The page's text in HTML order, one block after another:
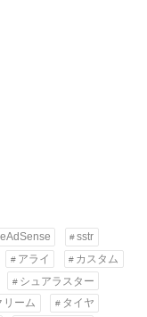
sstr
アライ
カスタム
シュアラスター
リーム
タイヤ